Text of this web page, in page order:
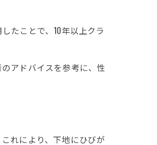
たことで、10年以上クラ
アドバイスを参考に、性
れにより、下地にひびが